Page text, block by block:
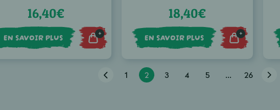
16,40€
EN SAVOIR PLUS +
18,40€
EN SAVOIR PLUS +
1 2 3 4 5 ... 26